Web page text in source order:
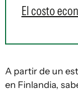
El costo
A partir de un
en Finlandia,